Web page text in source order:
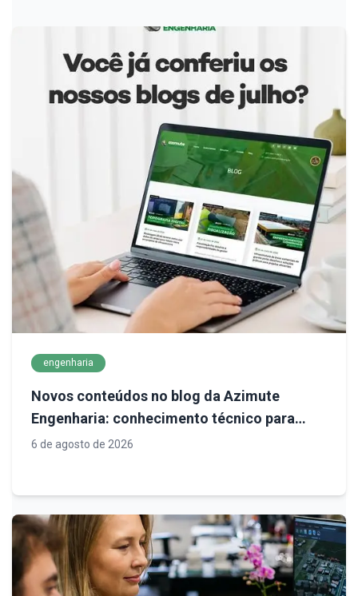
engenharia
Novos conteúdos no blog da Azimute
Engenharia: conhecimento técnico para
decisões mais seguras em infraestrutura
6 de agosto de 2026